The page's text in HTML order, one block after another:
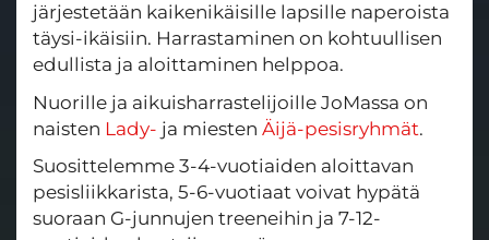
järjestetään kaikenikäisille lapsille naperoista
täysi-ikäisiin. Harrastaminen on kohtuullisen
edullista ja aloittaminen helppoa.
Nuorille ja aikuisharrastelijoille JoMassa on
naisten Lady- ja miesten Äijä-pesisryhmät.
Suosittelemme 3-4-vuotiaiden aloittavan
pesisliikkarista, 5-6-vuotiaat voivat hypätä
suoraan G-junnujen treeneihin ja 7-12-